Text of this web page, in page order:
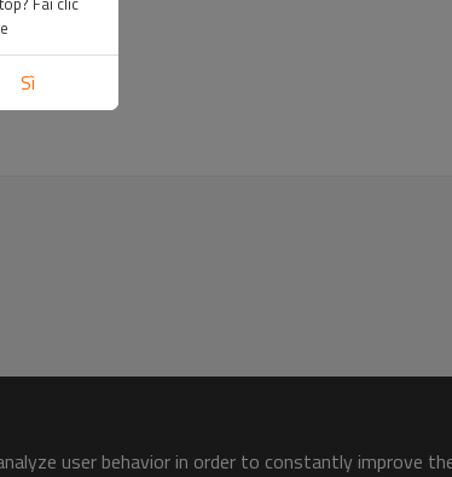
user behavior in order to constantly improve
Sì